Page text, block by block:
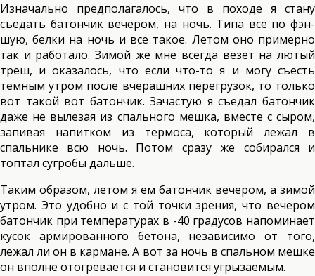
Изначально предполагалось, что в походе я стану
съедать батончик вечером, на ночь. Типа все по фэн-
шую, белки на ночь и все такое. Летом оно примерно
так и работало. Зимой же мне всегда везет на лютый
треш, и оказалось, что если что-то я и могу съесть
темным утром после вчерашних перегрузок, то только
вот такой вот батончик. Зачастую я съедал батончик
даже не вылезая из спального мешка, вместе с сыром,
запивая напитком из термоса, который лежал в
спальнике всю ночь. Потом сразу же собирался и
топтал сугробы дальше.
Таким образом, летом я ем батончик вечером, а зимой
утром. Это удобно и с той точки зрения, что вечером
батончик при температурах в -40 градусов напоминает
кусок армированного бетона, независимо от того,
лежал ли он в кармане. А вот за ночь в спальном мешке
он вполне отогревается и становится угрызаемым.